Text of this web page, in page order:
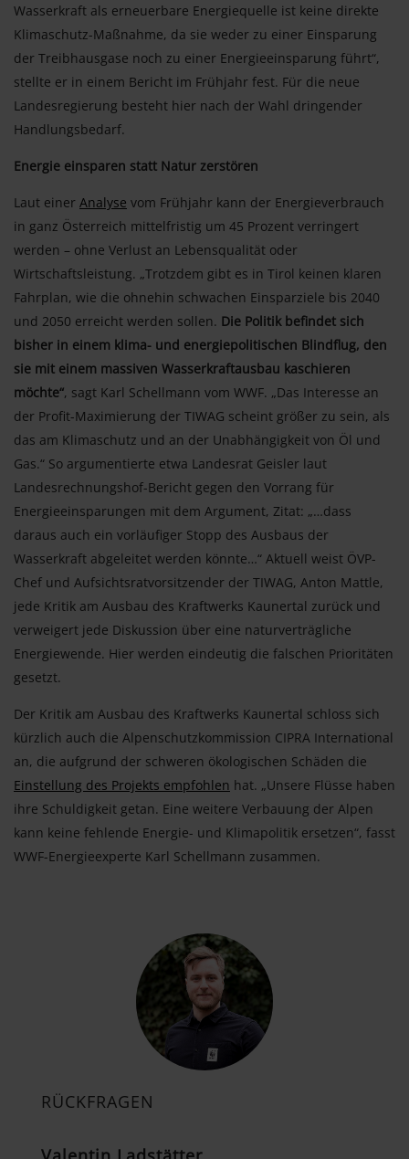
Wasserkraft als erneuerbare Energiequelle ist keine direkte
Klimaschutz-Maßnahme, da sie weder zu einer Einsparung
der Treibhausgase noch zu einer Energieeinsparung führt“,
stellte er in einem Bericht im Frühjahr fest. Für die neue
Landesregierung besteht hier nach der Wahl dringender
Handlungsbedarf.
Energie einsparen statt Natur zerstören
Laut einer Analyse vom Frühjahr kann der Energieverbrauch
in ganz Österreich mittelfristig um 45 Prozent verringert
werden – ohne Verlust an Lebensqualität oder
Wirtschaftsleistung. „Trotzdem gibt es in Tirol keinen klaren
Fahrplan, wie die ohnehin schwachen Einsparziele bis 2040
und 2050 erreicht werden sollen. Die Politik befindet sich
bisher in einem klima- und energiepolitischen Blindflug, den
sie mit einem massiven Wasserkraftausbau kaschieren
möchte“, sagt Karl Schellmann vom WWF. „Das Interesse an
der Profit-Maximierung der TIWAG scheint größer zu sein, als
das am Klimaschutz und an der Unabhängigkeit von Öl und
Gas.“ So argumentierte etwa Landesrat Geisler laut
Landesrechnungshof-Bericht gegen den Vorrang für
Energieeinsparungen mit dem Argument, Zitat: „…dass
daraus auch ein vorläufiger Stopp des Ausbaus der
Wasserkraft abgeleitet werden könnte…“ Aktuell weist ÖVP-
Chef und Aufsichtsratvorsitzender der TIWAG, Anton Mattle,
jede Kritik am Ausbau des Kraftwerks Kaunertal zurück und
verweigert jede Diskussion über eine naturverträgliche
Energiewende. Hier werden eindeutig die falschen Prioritäten
gesetzt.
Der Kritik am Ausbau des Kraftwerks Kaunertal schloss sich
kürzlich auch die Alpenschutzkommission CIPRA International
an, die aufgrund der schweren ökologischen Schäden die
Einstellung des Projekts empfohlen hat. „Unsere Flüsse haben
ihre Schuldigkeit getan. Eine weitere Verbauung der Alpen
kann keine fehlende Energie- und Klimapolitik ersetzen“, fasst
WWF-Energieexperte Karl Schellmann zusammen.
RÜCKFRAGEN